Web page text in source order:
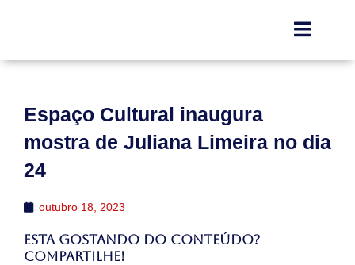
Espaço Cultural inaugura
mostra de Juliana Limeira no dia
24
outubro 18, 2023
Esta gostando do conteúdo?
Compartilhe!